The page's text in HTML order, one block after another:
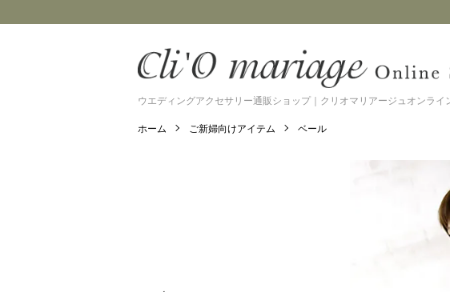
ウエディングアクセサリー通販ショップ｜クリオマリアージュオンライ
ホーム ご新婦向けアイテム ベール